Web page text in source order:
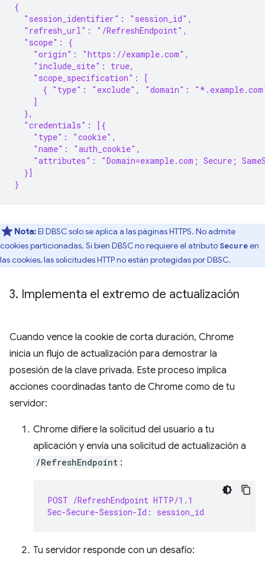
{
  "session_identifier": "session_id",
  "refresh_url": "/RefreshEndpoint",
  "scope": {
    "origin": "https://example.com",
    "include_site": true,
    "scope_specification": [
{ "type": "exclude", "domain":
    ]
  },
  "credentials": [{
    "type": "cookie",
    "name": "auth_cookie",
"attributes": "Domain=example.com; Secure;
  }]
}
Nota:El DBSC solo se aplica a las páginas HTTPS. No admite
cookies particionadas. Si bien DBSC no requiere el atributo Secureen
las cookies, las solicitudes HTTP no están protegidas por DBSC.
3. Implementa el extremo de actualización
Cuando vence la cookie de corta duración, Chrome
inicia un flujo de actualización para demostrar la
posesión de la clave privada. Este proceso implica
acciones coordinadas tanto de Chrome como de tu
servidor:
Chrome difiere la solicitud del usuario a tu
aplicación y envía una solicitud de actualización a
/RefreshEndpoint :
POST /RefreshEndpoint HTTP/1.1
Sec-Secure-Session-Id: session_id
Tu servidor responde con un desafío: